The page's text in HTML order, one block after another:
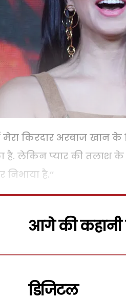
किरदार अरबाज खान
है. लेकिन प्यार की तलाश के
है.’’
आगे की कहानी
डिजिटल